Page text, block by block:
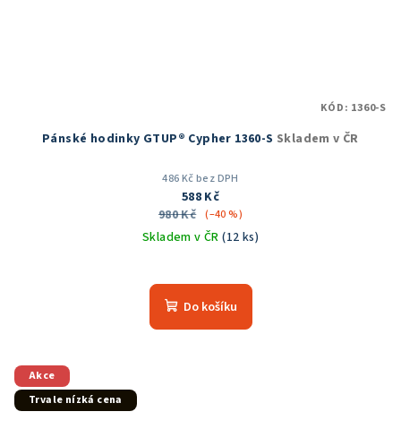
Pánské hodinky GTUP® Cypher 1360-S Skladem v ČR
486 Kč bez DPH
588 Kč
980 Kč (–40 %)
Skladem v ČR(12 ks)
hodnocení
produktu
Do košíku
KÓD: 1360-S
Akce
Trvale nízká cena